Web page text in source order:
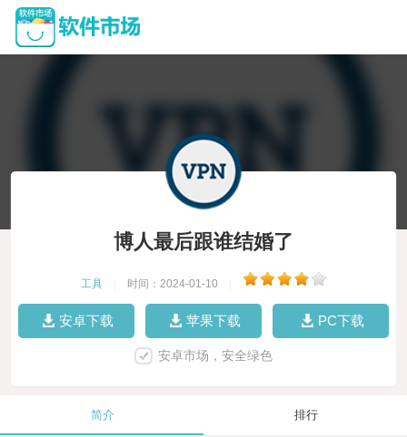
博人最后跟谁结婚了
工具 时间：2024-01-10
安卓下载 苹果下载 PC下载
安卓市场，安全绿色
简介 排行